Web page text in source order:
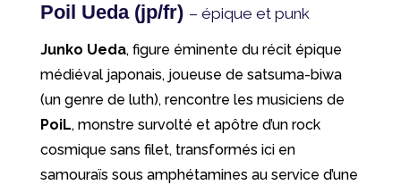
Poil Ueda (jp/fr) – épique et punk
Junko Ueda, figure éminente du récit épique
médiéval japonais, joueuse de satsuma-biwa
(un genre de luth), rencontre les musiciens de
PoiL, monstre survolté et apôtre d’un rock
cosmique sans filet, transformés ici en
samouraïs sous amphétamines au service d’une